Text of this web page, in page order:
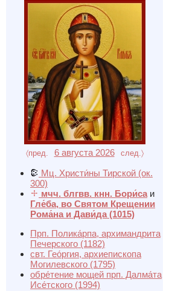
〈пред. 6 августа 2026 след.〉
Мц. Христи́ны Тирской (ок.
300)
мчч. блгвв. кнн. Бори́са и
Гле́ба, во Святом Крещении
Рома́на и Дави́да (1015)
Прп. Полика́рпа, архимандрита
Печерского (1182)
свт. Гео́ргия, архиепископа
Могилевского (1795)
обре́тение мощей прп. Далма́та
Исе́тского (1994)